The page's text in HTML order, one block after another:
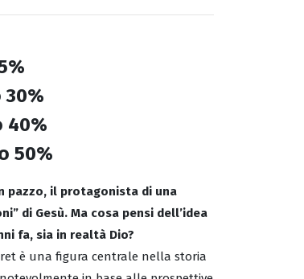
40%
50%
pazzo, il protagonista di una
di Gesù. Ma cosa pensi dell’idea
fa, sia in realtà Dio?
è una figura centrale nella storia